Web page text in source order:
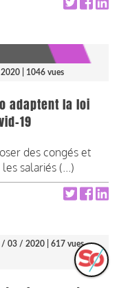
| 1046 vues
adaptent la loi
19
des congés et
salariés (...)
/ 03 / 2020 | 617 vues